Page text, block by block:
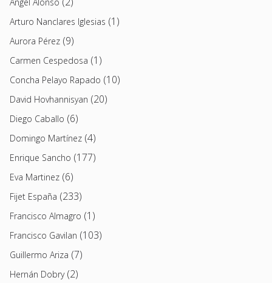
Arturo Nanclares Iglesias (1)
Aurora Pérez (9)
Carmen Cespedosa (1)
Concha Pelayo Rapado (10)
David Hovhannisyan (20)
Diego Caballo (6)
Domingo Martínez (4)
Enrique Sancho (177)
Eva Martinez (6)
Fijet España (233)
Francisco Almagro (1)
Francisco Gavilan (103)
Guillermo Ariza (7)
Hernán Dobry(2)